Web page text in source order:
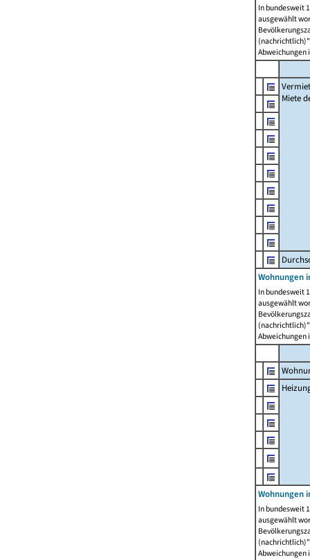
In bundesweit
ausgewählt
Abweichungen
Miete
Wohnungen
In bundesweit
ausgewählt
Abweichungen
Wohnungen
In bundesweit
ausgewählt
Abweichungen